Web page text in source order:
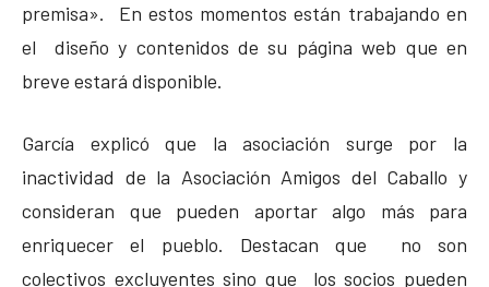
premisa». En estos momentos están trabajando en
el diseño y contenidos de su página web que en
breve estará disponible.
García explicó que la asociación surge por la
inactividad de la Asociación Amigos del Caballo y
consideran que pueden aportar algo más para
enriquecer el pueblo. Destacan que no son
colectivos excluyentes sino que los socios pueden